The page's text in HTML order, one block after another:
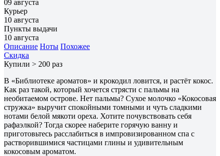
09 августа
Курьер
10 августа
Пункты выдачи
10 августа
Описание Ноты Похожее
Скидка
Купили > 200 раз
В «Библиотеке ароматов» и крокодил ловится, и растёт кокос.
Как раз такой, который хочется стрясти с пальмы на
необитаемом острове. Нет пальмы? Сухое молочко «Кокосовая
стружка» выручит спокойными томными и чуть сладкими
нотами белой мякоти ореха. Хотите почувствовать себя
рафаэлкой? Тогда скорее наберите горячую ванну и
приготовьтесь расслабиться в импровизированном спа с
растворившимися частицами глины и удивительным
кокосовым ароматом.